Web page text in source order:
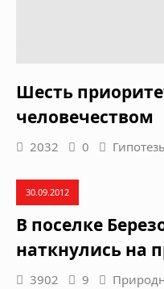
Шесть
человечеством
2032 0
30.09.2012
В поселке
наткнулись на
3902 9